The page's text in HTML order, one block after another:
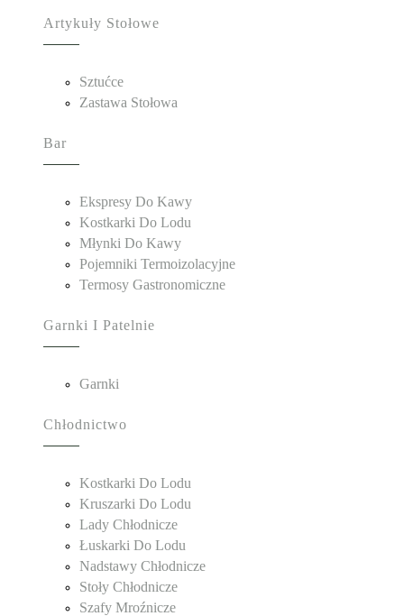
Artykuły Stołowe
Sztućce
Zastawa Stołowa
Bar
Ekspresy Do Kawy
Kostkarki Do Lodu
Młynki Do Kawy
Pojemniki Termoizolacyjne
Termosy Gastronomiczne
Garnki I Patelnie
Garnki
Chłodnictwo
Kostkarki Do Lodu
Kruszarki Do Lodu
Lady Chłodnicze
Łuskarki Do Lodu
Nadstawy Chłodnicze
Stoły Chłodnicze
Szafy Mroźnicze